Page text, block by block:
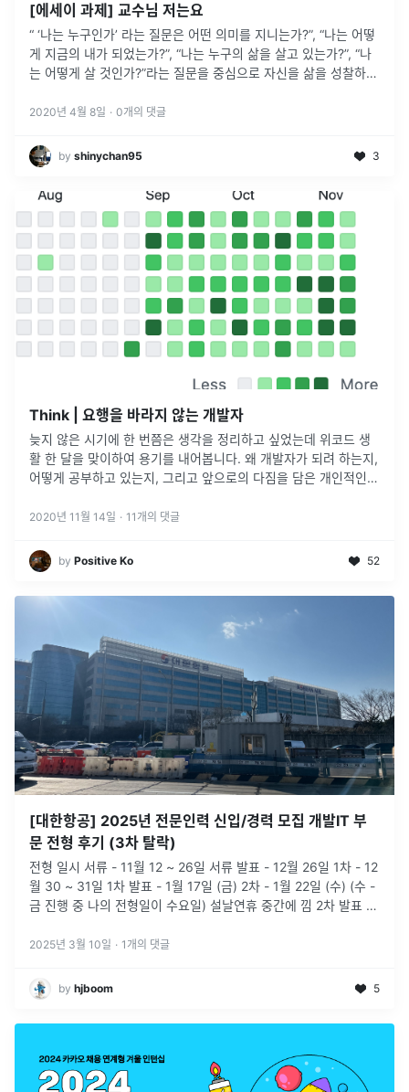
[에세이 과제] 교수님 저는요
“ ‘나는 누구인가’ 라는 질문은 어떤 의미를 지니는가?”, “나는 어떻
게 지금의 내가 되었는가?”, “나는 누구의 삶을 살고 있는가?”, “나
는 어떻게 살 것인가?”라는 질문을 중심으로 자신을 삶을 성찰하는
2020년 4월 8일 · 0개의 댓글
by shinychan95 3
Think | 요행을 바라지 않는 개발자
늦지 않은 시기에 한 번쯤은 생각을 정리하고 싶었는데 위코드 생
활 한 달을 맞이하여 용기를 내어봅니다. 왜 개발자가 되려 하는지,
어떻게 공부하고 있는지, 그리고 앞으로의 다짐을 담은 개인적인
만 프로그...
2020년 11월 14일 · 11 개의 댓글
by Positive Ko 52
[대한항공] 2025년 전문인력 신입/경력 모집 개발IT 부
문 전형 후기 (3차 탈락)
전형 일시 서류 - 11월 12 ~ 26일 서류 발표 - 12월 26일 1차 - 12
월 30 ~ 31일 1차 발표 - 1월 17일 (금) 2차 - 1월 22일 (수) (수 -
금 진행 중 나의 전형일이 수요일) 설날연휴 중간에 낌 2차 발표 -
2025년 3월 10일 · 1 개의 댓글
by hjboom 5